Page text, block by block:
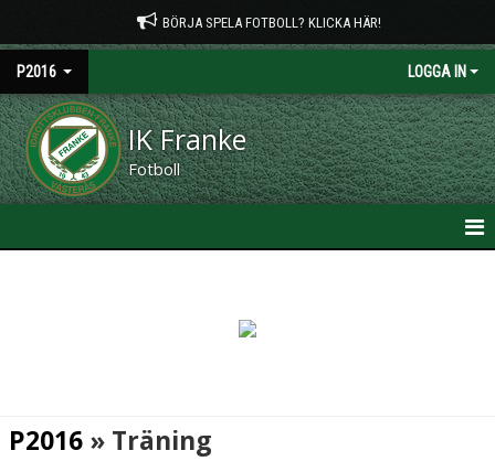
BÖRJA SPELA FOTBOLL? KLICKA HÄR!
P2016 LOGGA IN
IK Franke
Fotboll
P2016 » Träning